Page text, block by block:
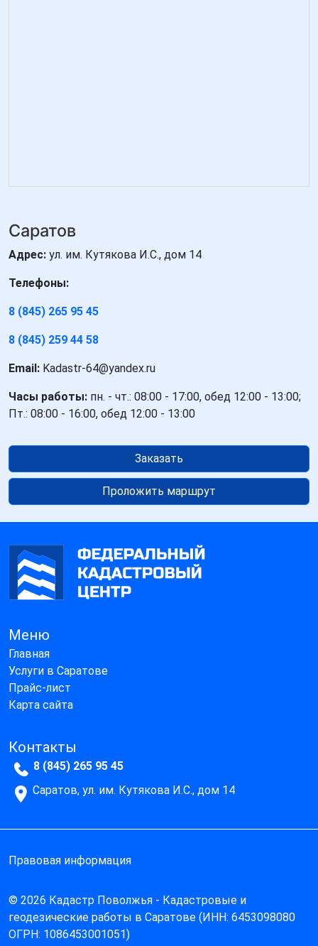
Саратов
Адрес: ул. им. Кутякова И.С., дом 14
Телефоны:
8 (845) 265 95 45
8 (845) 259 44 58
Email: Kadastr-64@yandex.ru
Часы работы: пн. - чт.: 08:00 - 17:00, обед 12:00 - 13:00;
Пт.: 08:00 - 16:00, обед 12:00 - 13:00
Заказать
Проложить маршрут
Меню
Главная
Услуги в Саратове
Прайс-лист
Карта сайта
Контакты
8 (845) 265 95 45
Саратов, ул. им. Кутякова И.С., дом 14
© 2026 Кадастр Поволжья - Кадастровые и
геодезические работы в Саратове (ИНН: 6453098080
ОГРН: 1086453001051)
Правовая информация